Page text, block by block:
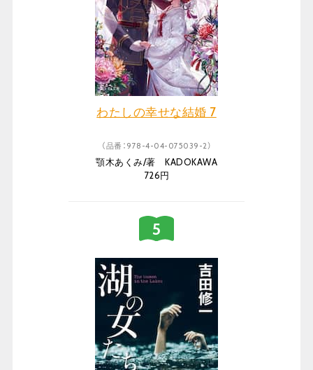
わたしの幸せな結婚 7
（品番：978-4-04-075039-2）
顎木あくみ/著 KADOKAWA
726円